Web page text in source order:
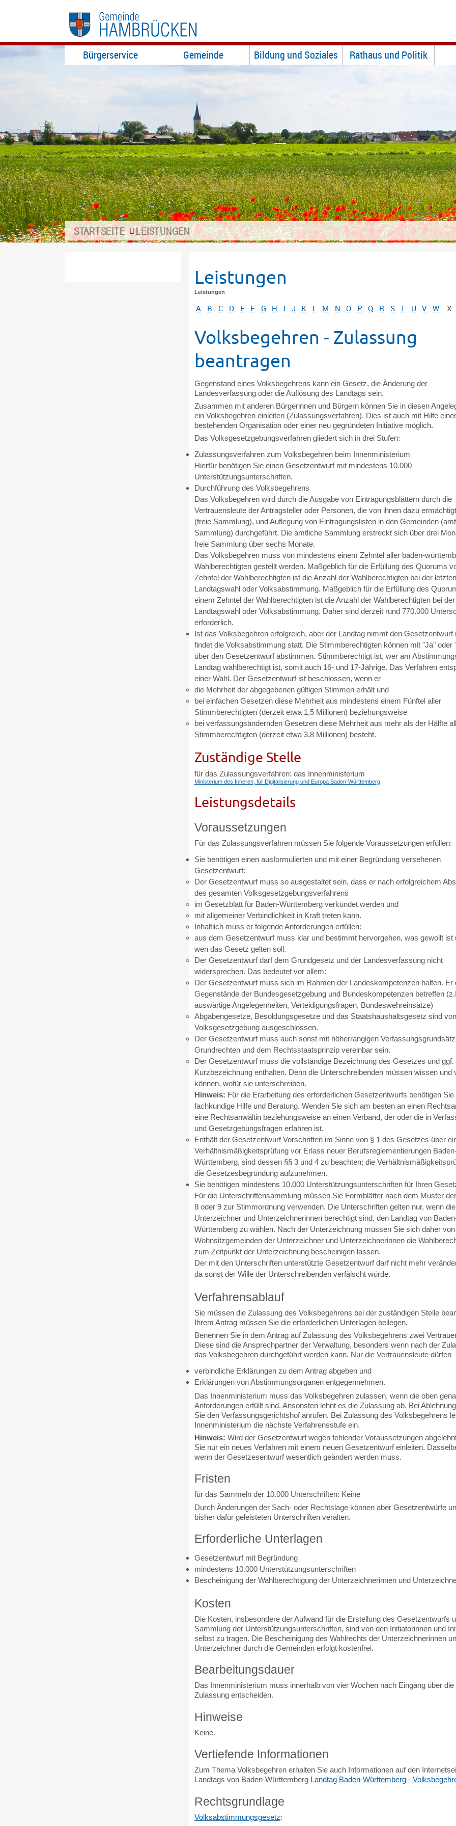
Bürgerservice Gemeinde Bildung und Soziales Rathaus und Politik
STARTSEITE LEISTUNGEN
Leistungen
Leistungen
A B C D E F G H I J K L M N O P Q R S T U V W X
Volksbegehren - Zulassung
beantragen
Gegenstand eines Volksbegehrens kann ein Gesetz, die Änderung der
Landesverfassung oder die Auflösung des Landtags sein.
Zusammen mit anderen Bürgerinnen und Bürgern können Sie in diesen
ein Volksbegehren einleiten (Zulassungsverfahren). Dies ist auch mit Hilfe einer
bestehenden Organisation oder einer neu gegründeten Initiative möglich.
Das Volksgesetzgebungsverfahren gliedert sich in drei Stufen:
Zulassungsverfahren zum Volksbegehren beim Innenministerium
Hierfür benötigen Sie einen Gesetzentwurf mit mindestens 10.000
Unterstützungsunterschriften.
Durchführung des Volksbegehrens
Das Volksbegehren wird durch die Ausgabe von Eintragungsblättern durch die
Vertrauensleute der Antragsteller oder Personen, die von ihnen dazu
(freie Sammlung), und Auflegung von Eintragungslisten in den Gemeinden
Sammlung) durchgeführt. Die amtliche Sammlung erstreckt sich über drei
freie Sammlung über sechs Monate.
Das Volksbegehren muss von mindestens einem Zehntel aller baden-
Wahlberechtigten gestellt werden. Maßgeblich für die Erfüllung des Quorums
Zehntel der Wahlberechtigten ist die Anzahl der Wahlberechtigten bei der letzten
Landtagswahl oder Volksabstimmung. Maßgeblich für die Erfüllung des
einem Zehntel der Wahlberechtigten ist die Anzahl der Wahlberechtigten bei
Landtagswahl oder Volksabstimmung. Daher sind derzeit rund 770.000
erforderlich.
Ist das Volksbegehren erfolgreich, aber der Landtag nimmt den Gesetzentwurf
findet die Volksabstimmung statt. Die Stimmberechtigten können mit "Ja" oder
über den Gesetzentwurf abstimmen. Stimmberechtigt ist, wer am
Landtag wahlberechtigt ist, somit auch 16- und 17-Jährige. Das Verfahren
einer Wahl. Der Gesetzentwurf ist beschlossen, wenn er
die Mehrheit der abgegebenen gültigen Stimmen erhält und
bei einfachen Gesetzen diese Mehrheit aus mindestens einem Fünftel aller
Stimmberechtigten (derzeit etwa 1,5 Millionen) beziehungsweise
bei verfassungsändernden Gesetzen diese Mehrheit aus mehr als der Hälfte
Stimmberechtigten (derzeit etwa 3,8 Millionen) besteht.
Zuständige Stelle
für das Zulassungsverfahren: das Innenministerium
Ministerium des Inneren, für Digitalisierung und Europa Baden-Württemberg
Leistungsdetails
Voraussetzungen
Für das Zulassungsverfahren müssen Sie folgende Voraussetzungen erfüllen:
Sie benötigen einen ausformulierten und mit einer Begründung versehenen
Gesetzentwurf:
Der Gesetzentwurf muss so ausgestaltet sein, dass er nach erfolgreichem
des gesamten Volksgesetzgebungsverfahrens
im Gesetzblatt für Baden-Württemberg verkündet werden und
mit allgemeiner Verbindlichkeit in Kraft treten kann.
Inhaltlich muss er folgende Anforderungen erfüllen:
aus dem Gesetzentwurf muss klar und bestimmt hervorgehen, was gewollt ist
wen das Gesetz gelten soll.
Der Gesetzentwurf darf dem Grundgesetz und der Landesverfassung nicht
widersprechen. Das bedeutet vor allem:
Der Gesetzentwurf muss sich im Rahmen der Landeskompetenzen halten. Er
Gegenstände der Bundesgesetzgebung und Bundeskompetenzen betreffen
auswärtige Angelegenheiten, Verteidigungsfragen, Bundeswehreinsätze)
Abgabengesetze, Besoldungsgesetze und das Staatshaushaltsgesetz sind
Volksgesetzgebung ausgeschlossen.
Der Gesetzentwurf muss auch sonst mit höherrangigen
Grundrechten und dem Rechtsstaatsprinzip vereinbar sein.
Der Gesetzentwurf muss die vollständige Bezeichnung des Gesetzes und ggf.
Kurzbezeichnung enthalten. Denn die Unterschreibenden müssen wissen und
können, wofür sie unterschreiben.
Hinweis: Für die Erarbeitung des erforderlichen Gesetzentwurfs benötigen
fachkundige Hilfe und Beratung. Wenden Sie sich am besten an einen
eine Rechtsanwältin beziehungsweise an einen Verband, der oder die in
und Gesetzgebungsfragen erfahren ist.
Enthält der Gesetzentwurf Vorschriften im Sinne von § 1 des Gesetzes über
Verhältnismäßigkeitsprüfung vor Erlass neuer Berufsreglementierungen
Württemberg, sind dessen §§ 3 und 4 zu beachten; die
die Gesetzesbegründung aufzunehmen.
Sie benötigen mindestens 10.000 Unterstützungsunterschriften für Ihren
Für die Unterschriftensammlung müssen Sie Formblätter nach dem Muster
8 oder 9 zur Stimmordnung verwenden. Die Unterschriften gelten nur, wenn die
Unterzeichner und Unterzeichnerinnen berechtigt sind, den Landtag von
Württemberg zu wählen. Nach der Unterzeichnung müssen Sie sich daher
Wohnsitzgemeinden der Unterzeichner und Unterzeichnerinnen die
zum Zeitpunkt der Unterzeichnung bescheinigen lassen.
Der mit den Unterschriften unterstützte Gesetzentwurf darf nicht mehr
da sonst der Wille der Unterschreibenden verfälscht würde.
Verfahrensablauf
Sie müssen die Zulassung des Volksbegehrens bei der zuständigen Stelle
Ihrem Antrag müssen Sie die erforderlichen Unterlagen beilegen.
Benennen Sie in dem Antrag auf Zulassung des Volksbegehrens zwei
Diese sind die Ansprechpartner der Verwaltung, besonders wenn nach der
das Volksbegehren durchgeführt werden kann. Nur die Vertrauensleute dürfen
verbindliche Erklärungen zu dem Antrag abgeben und
Erklärungen von Abstimmungsorganen entgegennehmen.
Das Innenministerium muss das Volksbegehren zulassen, wenn die oben
Anforderungen erfüllt sind. Ansonsten lehnt es die Zulassung ab. Bei
Sie den Verfassungsgerichtshof anrufen. Bei Zulassung des Volksbegehrens
Innenministerium die nächste Verfahrensstufe ein.
Hinweis: Wird der Gesetzentwurf wegen fehlender Voraussetzungen
Sie nur ein neues Verfahren mit einem neuen Gesetzentwurf einleiten.
wenn der Gesetzesentwurf wesentlich geändert werden muss.
Fristen
für das Sammeln der 10.000 Unterschriften: Keine
Durch Änderungen der Sach- oder Rechtslage können aber Gesetzentwürfe
bisher dafür geleisteten Unterschriften veralten.
Erforderliche Unterlagen
Gesetzentwurf mit Begründung
mindestens 10.000 Unterstützungsunterschriften
Bescheinigung der Wahlberechtigung der Unterzeichnerinnen und
Kosten
Die Kosten, insbesondere der Aufwand für die Erstellung des Gesetzentwurfs
Sammlung der Unterstützungsunterschriften, sind von den Initiatorinnen und
selbst zu tragen. Die Bescheinigung des Wahlrechts der Unterzeichnerinnen
Unterzeichner durch die Gemeinden erfolgt kostenfrei.
Bearbeitungsdauer
Das Innenministerium muss innerhalb von vier Wochen nach Eingang über die
Zulassung entscheiden.
Hinweise
Keine.
Vertiefende Informationen
Zum Thema Volksbegehren erhalten Sie auch Informationen auf den
Landtags von Baden-Württemberg Landtag Baden-Württemberg -
Rechtsgrundlage
Volksabstimmungsgesetz: